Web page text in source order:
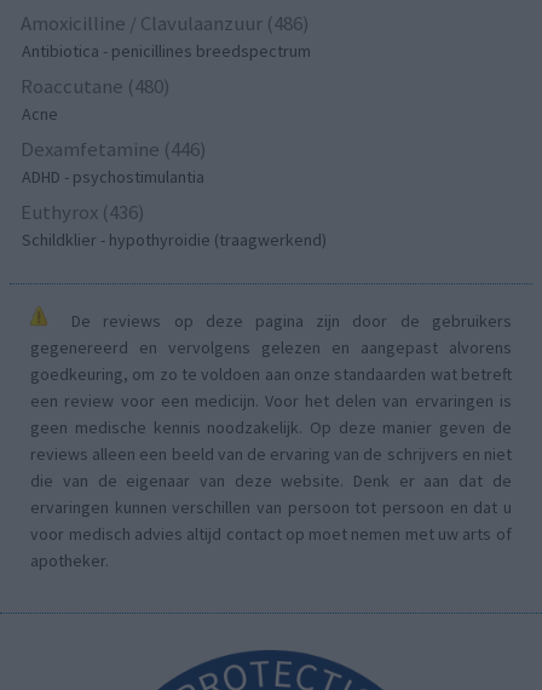
Amoxicilline / Clavulaanzuur (486)
Antibiotica - penicillines breedspectrum
Roaccutane (480)
Acne
Dexamfetamine (446)
ADHD - psychostimulantia
Euthyrox (436)
Schildklier - hypothyroidie (traagwerkend)
De reviews op deze pagina zijn door de gebruikers
gegenereerd en vervolgens gelezen en aangepast alvorens
goedkeuring, om zo te voldoen aan onze standaarden wat betreft
een review voor een medicijn. Voor het delen van ervaringen is
geen medische kennis noodzakelijk. Op deze manier geven de
reviews alleen een beeld van de ervaring van de schrijvers en niet
die van de eigenaar van deze website. Denk er aan dat de
ervaringen kunnen verschillen van persoon tot persoon en dat u
voor medisch advies altijd contact op moet nemen met uw arts of
apotheker.